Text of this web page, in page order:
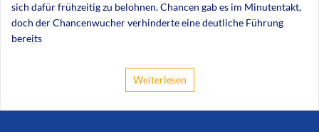
sich dafür frühzeitig zu belohnen. Chancen gab es im Minutentakt,
doch der Chancenwucher verhinderte eine deutliche Führung
bereits
Weiterlesen